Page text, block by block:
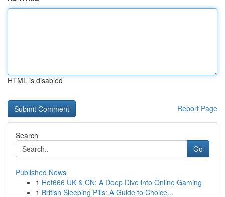
HTML is disabled
Report Page
Search
Go
Published News
1 Hot666 UK & CN: A Deep Dive into Online Gaming
1 British Sleeping Pills: A Guide to Choice...